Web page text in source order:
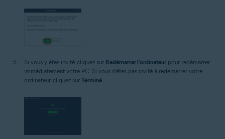
Si vous y êtes invité, cliquez sur Redémarrer l'ordinateur pour redémarrer
immédiatement votre PC. Si vous n’êtes pas invité à redémarrer votre
ordinateur, cliquez sur Terminé.